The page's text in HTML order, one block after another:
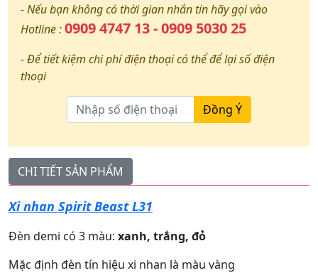
- Nếu bạn không có thời gian nhắn tin hãy gọi vào
Hotline :0909 4747 13 - 0909 5030 25
- Để tiết kiệm chi phí điện thoại có thể để lại số điện
thoại
Đồng Ý
CHI TIẾT SẢN PHẨM
Xi nhan Spirit Beast L31
Đèn demi có 3 màu: xanh, trắng, đỏ
Mặc định đèn tín hiệu xi nhan là màu vàng